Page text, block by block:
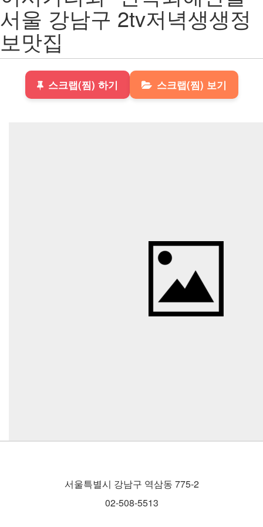
서울 강남구 2tv저녁생생정
보맛집
스크랩(찜) 하기 스크랩(찜) 보기
서울특별시 강남구 역삼동 775-2
02-508-5513